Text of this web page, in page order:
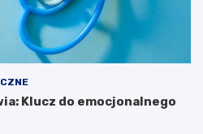
Klucz do emocjonalnego